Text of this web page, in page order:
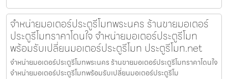
จำหน่ายมอเตอร์ประตูรีโมทพระนคร ร้านขายมอเตอร์
ประตูรีโมทราคาโดนใจ จำหน่ายมอเตอร์ประตูรีโมท
พร้อมรับเปลี่ยนมอเตอร์ประตูรีโมท ประตูรีโมท.net
จำหน่ายมอเตอร์ประตูรีโมทพระนคร ร้านขายมอเตอร์ประตูรีโมทราคาโดนใจ
จำหน่ายมอเตอร์ประตูรีโมทพร้อมรับเปลี่ยนมอเตอร์ประตูรีโม